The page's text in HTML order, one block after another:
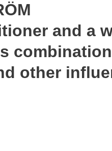
and a
other